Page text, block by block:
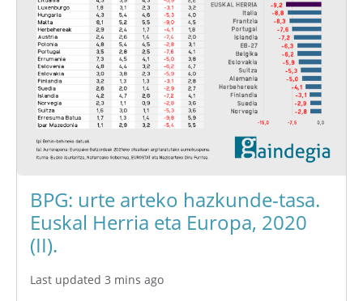
BPG: urte arteko hazkunde-tasa.
Euskal Herria eta Europa, 2020
(II).
Last updated 3 mins ago